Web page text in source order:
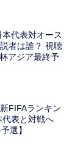
本代表対オース
者は誰？ 視聴
アジア最終予
FIFAランキン
表と対戦へ
選】